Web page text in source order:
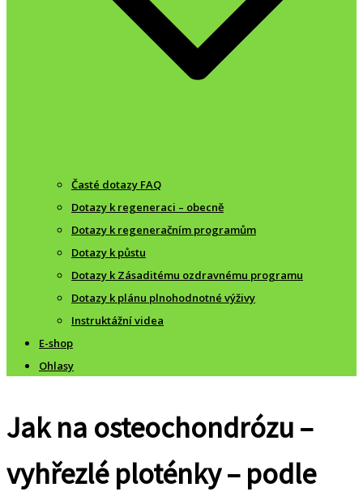
Časté dotazy FAQ
Dotazy k regeneraci – obecně
Dotazy k regeneračním programům
Dotazy k půstu
Dotazy k Zásaditému ozdravnému programu
Dotazy k plánu plnohodnotné výživy
Instruktážní videa
E-shop
Ohlasy
Jak na osteochondrózu –
vyhřezlé ploténky – podle